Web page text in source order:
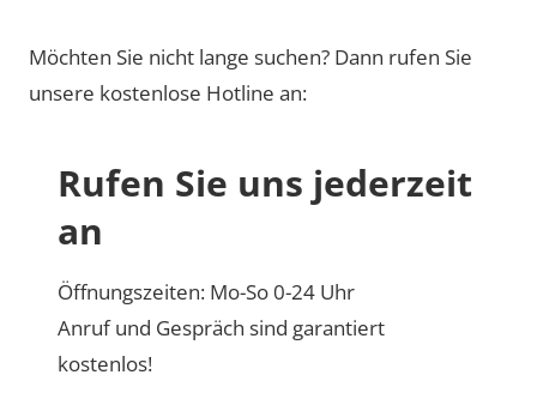
Möchten Sie nicht lange suchen? Dann rufen Sie
unsere kostenlose Hotline an:
Rufen Sie uns jederzeit
an
Öffnungszeiten: Mo-So 0-24 Uhr
Anruf und Gespräch sind garantiert
kostenlos!